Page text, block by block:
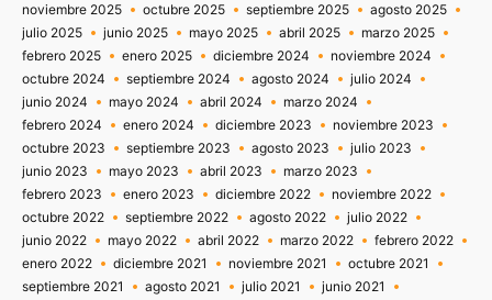
noviembre 2025
octubre 2025 septiembre 2025
agosto 2025
julio 2025
junio 2025 mayo 2025 abril 2025
marzo 2025
febrero 2025
enero 2025 diciembre 2024
noviembre 2024
octubre 2024
septiembre 2024 agosto 2024
julio 2024
junio 2024
mayo 2024 abril 2024
marzo 2024
febrero 2024
enero 2024 diciembre 2023
noviembre 2023
octubre 2023
septiembre 2023 agosto 2023
julio 2023
junio 2023
mayo 2023 abril 2023
marzo 2023
febrero 2023
enero 2023 diciembre 2022
noviembre 2022
octubre 2022
septiembre 2022 agosto 2022
julio 2022
junio 2022
mayo 2022 abril 2022 marzo 2022
febrero 2022
enero 2022
diciembre 2021 noviembre 2021
octubre 2021
septiembre 2021
agosto 2021 julio 2021
junio 2021